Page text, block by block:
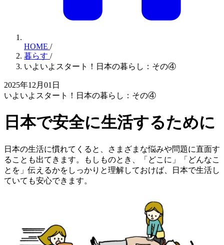
HOME /
暮らす /
いよいよスタート！日本の暮らし：その④
2025年12月01日
いよいよスタート！日本の暮らし：その④
日本で安全に生活するために
日本の生活に慣れてくると、さまざまな悩みや問題に直面す
ることも出てきます。もしものとき、「どこに」「どんなこ
とを」伝えるかをしっかりと理解しておけば、日本で生活し
ていても安心できます。